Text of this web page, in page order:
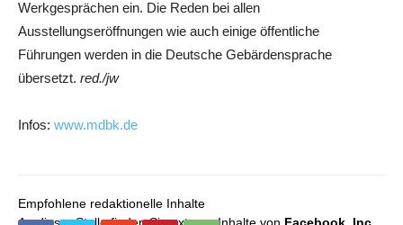
Werkgesprächen ein. Die Reden bei allen
Ausstellungseröffnungen wie auch einige öffentliche
Führungen werden in die Deutsche Gebärdensprache
übersetzt. red./jw
Infos: www.mdbk.de
Empfohlene redaktionelle Inhalte